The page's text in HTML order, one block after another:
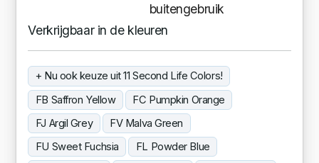
buitengebruik
Verkrijgbaar in de kleuren
+ Nu ook keuze uit 11 Second Life Colors!
FB Saffron Yellow
FC Pumpkin Orange
FJ Argil Grey
FV Malva Green
FU Sweet Fuchsia
FL Powder Blue